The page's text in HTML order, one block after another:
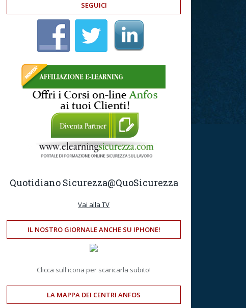
SEGUICI
Quotidiano Sicurezza@QuoSicurezza
Vai alla TV
IL NOSTRO GIORNALE ANCHE SU IPHONE!
Clicca sull'icona per scaricarla subito!
LA MAPPA DEI CENTRI ANFOS